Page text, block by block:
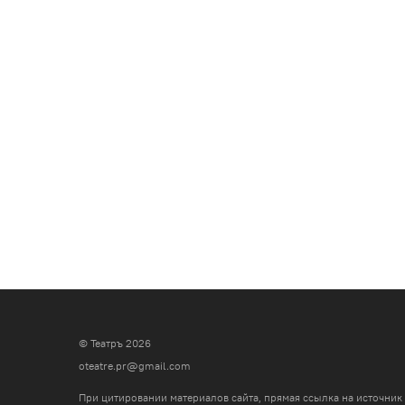
© Театръ 2026
oteatre.pr@gmail.com
При цитировании материалов сайта, прямая ссылка на источник